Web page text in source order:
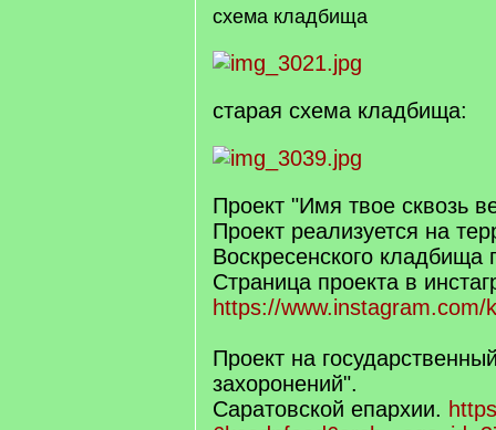
схема кладбища
старая схема кладбища:
Проект "Имя твое сквозь
Проект реализуется на
Воскресенского кладбища
Страница проекта в
https://www.instagram.com/
Проект на
захоронений".
Саратовской епархии.